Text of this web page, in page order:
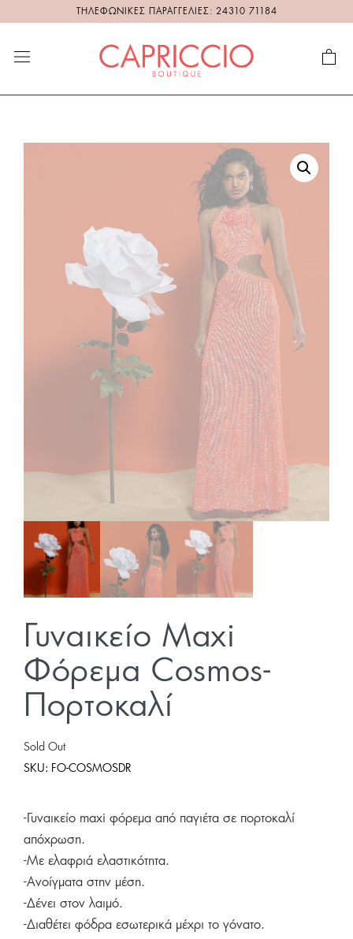
ΤΗΛΕΦΩΝΙΚΕΣ ΠΑΡΑΓΓΕΛΙΕΣ: 24310 71184
Γυναικείο Maxi
Φόρεμα Cosmos-
Πορτοκαλί
Sold Out
SKU: FO-COSMOSDR
-Γυναικείο maxi φόρεμα από παγιέτα σε πορτοκαλί
απόχρωση.
-Με ελαφριά ελαστικότητα.
-Ανοίγματα στην μέση.
-Δένει στον λαιμό.
-Διαθέτει φόδρα εσωτερικά μέχρι το γόνατο.